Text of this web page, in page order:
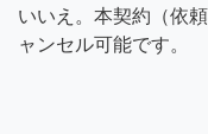
いいえ。本契約（依
ャンセル可能です。